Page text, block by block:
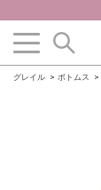
グレイル ボトムス